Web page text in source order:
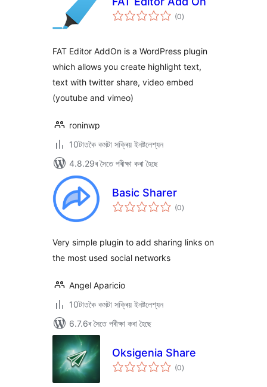
(0টা
মুঠ)
FAT Editor AddOn is a WordPress plugin
which allows you create highlight text,
text with twitter share, video embed
(youtube and vimeo)
roninwp
10টাতকৈ কমটা সক্ৰিয় ইনষ্টলেশ্যন
4.8.29ৰ সৈতে পৰীক্ষা কৰা হৈছে
Basic Sharer
(0টা
মুঠ)
Very simple plugin to add sharing links on
the most used social networks
Angel Aparicio
10টাতকৈ কমটা সক্ৰিয় ইনষ্টলেশ্যন
6.7.6ৰ সৈতে পৰীক্ষা কৰা হৈছে
Oksigenia Share
(0টা
মুঠ)